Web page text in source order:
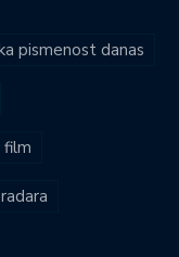
pismenost danas
film